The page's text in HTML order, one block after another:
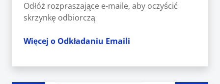
Odłóż rozpraszające e-maile, aby oczyścić
skrzynkę odbiorczą
Więcej o Odkładaniu Emaili